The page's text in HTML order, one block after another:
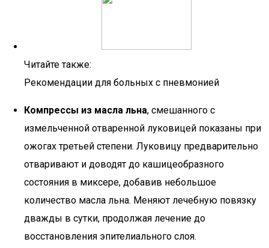
Читайте также:
Рекомендации для больных с пневмонией
Компрессы из масла льна, смешанного с
измельченной отваренной луковицей показаны при
ожогах третьей степени. Луковицу предварительно
отваривают и доводят до кашицеобразного
состояния в миксере, добавив небольшое
количество масла льна. Меняют лечебную повязку
дважды в сутки, продолжая лечение до
восстановления эпителиального слоя.